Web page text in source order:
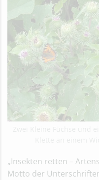
„Insekten retten –
Motto der